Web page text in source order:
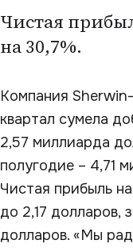
Чистая
на 30,7%.
Компания
квартал сумела
2,57 миллиарда
полугодие – 4,71
Чистая прибыль
до 2,17 долларов,
долларов. «Мы